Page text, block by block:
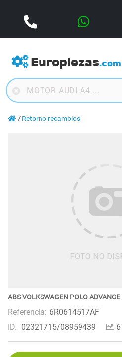
Europiezas.com
Retorno recambios
ABS VOLKSWAGEN POLO
Referencia: 6R0614517AF
ID. 02321715/08959439